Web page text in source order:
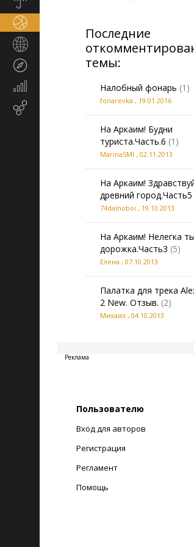
Последние
темы:
Налобный фонарь (1)
fonarevka , 19.01.2016
На Аркаим! Будни
туриста.Часть.6 (1)
MarinaSMI , 02.11.2013
На Аркаим!
древний город.Часть5
74dalnoboi , 19.10.2013
На Аркаим! Нелегка
дорожка.Часть3 (5)
Елена , 07.10.2013
Палатка для трека
2 New. Отзыв. (2)
Михаил , 04.10.2013
Реклама
Пользователю
Вход для авторов
Регистрация
Регламент
Помощь